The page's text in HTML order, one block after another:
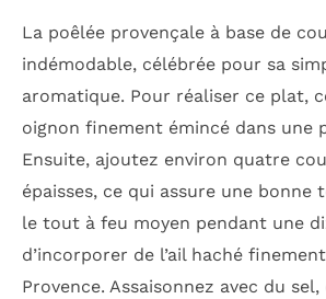
La poêlée provençale à base de
indémodable, célébrée pour sa
aromatique. Pour réaliser ce plat,
oignon finement émincé dans une
Ensuite, ajoutez environ quatre
épaisses, ce qui assure une bonne
le tout à feu moyen pendant une
d’incorporer de l’ail haché
Provence. Assaisonnez avec du